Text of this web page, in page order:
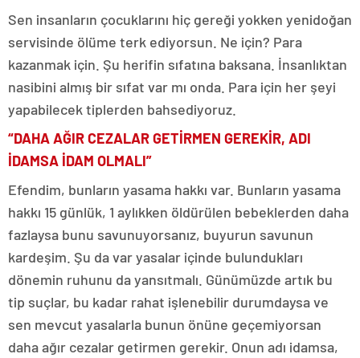
Sen insanların çocuklarını hiç gereği yokken yenidoğan
servisinde ölüme terk ediyorsun. Ne için? Para
kazanmak için. Şu herifin sıfatına baksana. İnsanlıktan
nasibini almış bir sıfat var mı onda. Para için her şeyi
yapabilecek tiplerden bahsediyoruz.
“DAHA AĞIR CEZALAR GETİRMEN GEREKİR, ADI
İDAMSA İDAM OLMALI”
Efendim, bunların yasama hakkı var. Bunların yasama
hakkı 15 günlük, 1 aylıkken öldürülen bebeklerden daha
fazlaysa bunu savunuyorsanız, buyurun savunun
kardeşim. Şu da var yasalar içinde bulundukları
dönemin ruhunu da yansıtmalı. Günümüzde artık bu
tip suçlar, bu kadar rahat işlenebilir durumdaysa ve
sen mevcut yasalarla bunun önüne geçemiyorsan
daha ağır cezalar getirmen gerekir. Onun adı idamsa,